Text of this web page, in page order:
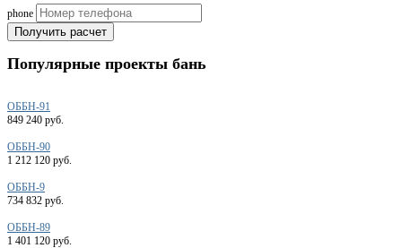
phone
Получить расчет
Популярные проекты бань
ОББН-91
849 240 руб.
ОББН-90
1 212 120 руб.
ОББН-9
734 832 руб.
ОББН-89
1 401 120 руб.